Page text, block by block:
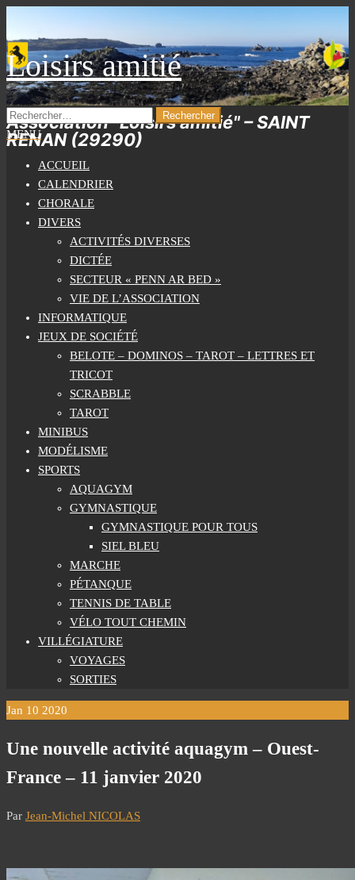
the
content
Loisirs amitié
Association "Loisirs amitié" – SAINT
RENAN (29290)
RECHERCHER :
MENU
ACCUEIL
CALENDRIER
CHORALE
DIVERS
ACTIVITÉS DIVERSES
DICTÉE
SECTEUR « PENN AR BED »
VIE DE L’ASSOCIATION
INFORMATIQUE
JEUX DE SOCIÉTÉ
BELOTE – DOMINOS – TAROT – LETTRES ET
TRICOT
SCRABBLE
TAROT
MINIBUS
MODÉLISME
SPORTS
AQUAGYM
GYMNASTIQUE
GYMNASTIQUE POUR TOUS
SIEL BLEU
MARCHE
PÉTANQUE
TENNIS DE TABLE
VÉLO TOUT CHEMIN
VILLÉGIATURE
VOYAGES
SORTIES
Jan 10 2020
Une nouvelle activité aquagym – Ouest-
France – 11 janvier 2020
Par Jean-Michel NICOLAS